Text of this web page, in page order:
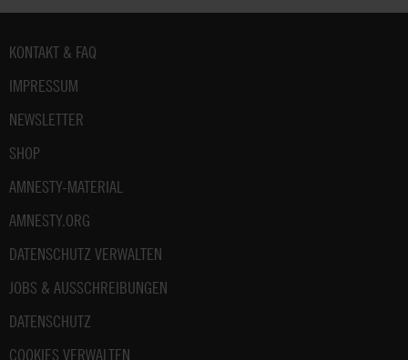
Fußbereich
KONTAKT & FAQ
IMPRESSUM
NEWSLETTER
SHOP
AMNESTY-MATERIAL
AMNESTY.ORG
DATENSCHUTZ VERWALTEN
JOBS & AUSSCHREIBUNGEN
DATENSCHUTZ
COOKIES VERWALTEN